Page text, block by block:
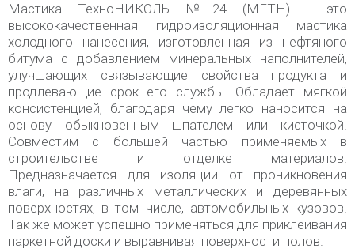
Мастика ТехноНИКОЛЬ №24 (МГТН) - это
высококачественная гидроизоляционная мастика
холодного нанесения, изготовленная из нефтяного
битума с добавлением минеральных наполнителей,
улучшающих связывающие свойства продукта и
продлевающие срок его службы. Обладает мягкой
консистенцией, благодаря чему легко наносится на
основу обыкновенным шпателем или кисточкой.
Совместим с большей частью применяемых в
строительстве и отделке материалов.
Предназначается для изоляции от проникновения
влаги, на различных металлических и деревянных
поверхностях, в том числе, автомобильных кузовов.
Так же может успешно применяться для приклеивания
паркетной доски и выравнивая поверхности полов.